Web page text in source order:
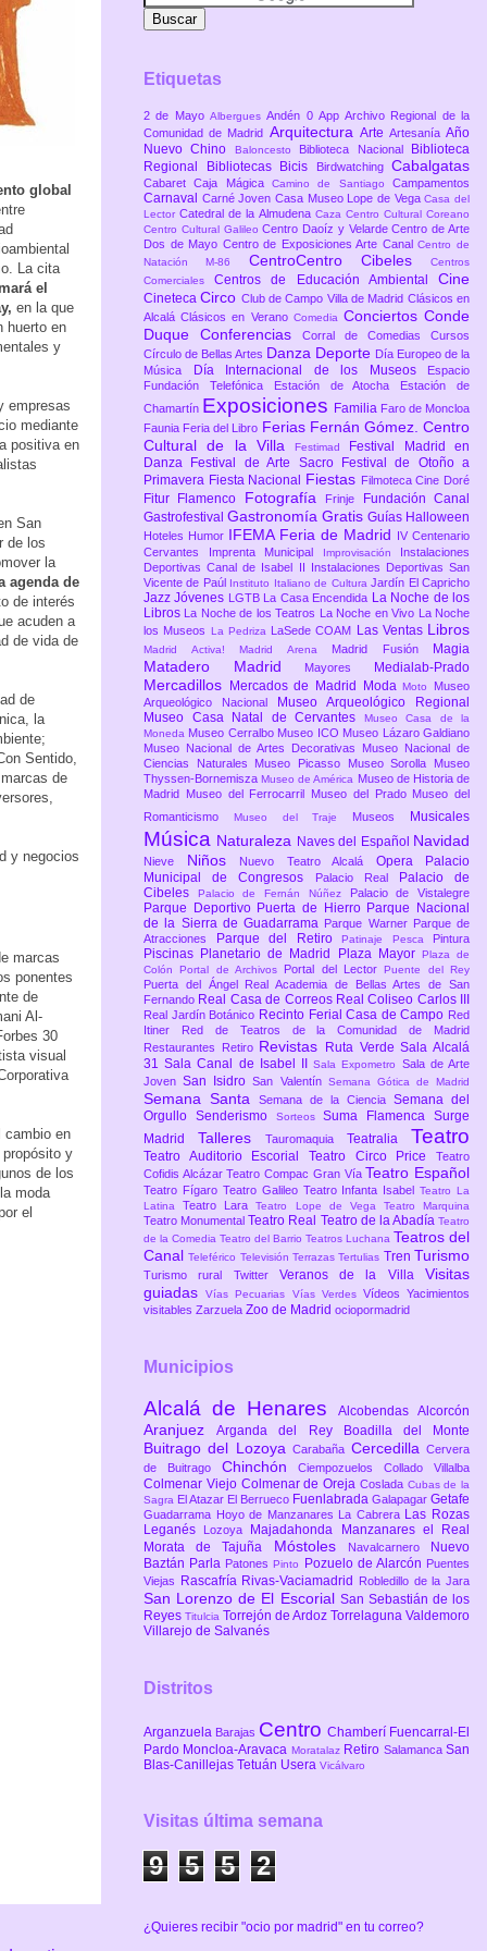
global
La cita
el
en la que
huerto en
y
empresas
mediante
positiva en
San
de los
la
agenda de
de interés
acuden a
de vida de
de
la
Sentido,
de
y negocios
marcas
ponentes
de
Al-
30
visual
cambio en
y
de los
moda
el
Etiquetas
2 de Mayo AlberguesAndén 0 AppArchivo Regional de la
Comunidad de Madrid Arquitectura Arte ArtesaníaAño
Nuevo Chino
Baloncesto Biblioteca Nacional
Biblioteca
Regional
Bibliotecas Bicis Birdwatching Cabalgatas
CabaretCaja MágicaCamino de SantiagoCampamentos
Carnaval Carné JovenCasa Museo Lope de VegaCasa del
LectorCatedral de la Almudena Caza Centro Cultural Coreano
Centro Cultural GalileoCentro Daoíz y VelardeCentro de Arte
Dos de Mayo Centro de Exposiciones Arte CanalCentro de
Natación M-86 CentroCentro Cibeles
Centros
ComercialesCentros de Educación AmbientalCine
CinetecaCirco Club de Campo Villa de Madrid Clásicos en
AlcaláClásicos en Verano Comedia ConciertosConde
Duque Conferencias Corral de Comedias Cursos
Círculo de Bellas Artes Danza Deporte Día Europeo de la
Música
Día Internacional de los Museos
Espacio
Fundación Telefónica
Estación de Atocha
Estación de
Chamartín Exposiciones Familia Faro de Moncloa
Faunia Feria del Libro Ferias Fernán Gómez. Centro
Cultural de la VillaFestimad
Festival Madrid en
Danza
Festival de Arte Sacro
Festival de Otoño a
Primavera Fiesta Nacional Fiestas Filmoteca Cine Doré
Fitur Flamenco Fotografía Frinje
Fundación Canal
Gastrofestival Gastronomía Gratis Guías Halloween
Hoteles Humor IFEMA Feria de Madrid
IV Centenario
Cervantes
Imprenta Municipal Improvisación
Instalaciones
Deportivas Canal de Isabel II
Instalaciones Deportivas San
Vicente de Paúl
Instituto Italiano de CulturaJardín El Capricho
JazzJóvenes LGTB La Casa Encendida La Noche de los
Libros
La Noche de los Teatros La Noche en Vivo
La Noche
los Museos
La Pedriza LaSede COAM Las Ventas Libros
Madrid Activa! Madrid Arena Madrid Fusión Magia
Matadero Madrid Mayores Medialab-Prado
Mercadillos Mercados de Madrid ModaMoto Museo
Arqueológico Nacional
Museo Arqueológico Regional
Museo Casa Natal de Cervantes
Museo Casa de la
Moneda Museo Cerralbo Museo ICO Museo Lázaro Galdiano
Museo Nacional de Artes Decorativas Museo Nacional de
Ciencias Naturales Museo Picasso Museo Sorolla Museo
Thyssen-BornemiszaMuseo de América Museo de Historia de
Madrid
Museo del Ferrocarril Museo del Prado Museo del
Romanticismo
Museo del Traje Museos Musicales
Música Naturaleza Naves del Español Navidad
Nieve Niños Nuevo Teatro Alcalá Opera
Palacio
Municipal de Congresos
Palacio Real
Palacio de
Cibeles
Palacio de Fernán Núñez Palacio de Vistalegre
Parque Deportivo Puerta de Hierro Parque Nacional
de la Sierra de Guadarrama Parque Warner Parque de
Atracciones
Parque del Retiro Patinaje Pesca Pintura
Piscinas Planetario de Madrid Plaza Mayor
Plaza de
Colón Portal de Archivos Portal del LectorPuente del Rey
Puerta del Ángel
Real Academia de Bellas Artes de San
Fernando Real Casa de Correos Real Coliseo Carlos III
Real Jardín Botánico Recinto Ferial Casa de Campo Red
Itiner
Red de Teatros de la Comunidad de Madrid
Restaurantes
Retiro Revistas Ruta VerdeSala Alcalá
31Sala Canal de Isabel IISala Expometro Sala de Arte
JovenSan IsidroSan Valentín Semana Gótica de Madrid
Semana Santa Semana de la Ciencia Semana del
Orgullo Senderismo SorteosSuma FlamencaSurge
Madrid Talleres Tauromaquia Teatralia Teatro
Teatro Auditorio Escorial Teatro Circo Price Teatro
Cofidis AlcázarTeatro Compac Gran Vía Teatro Español
Teatro Fígaro Teatro Galileo Teatro Infanta IsabelTeatro La
Latina Teatro LaraTeatro Lope de Vega Teatro Marquina
Teatro Monumental Teatro Real Teatro de la Abadía Teatro
de la Comedia Teatro del Barrio Teatros Luchana Teatros del
CanalTeleférico TelevisiónTerrazasTertulias Tren Turismo
Turismo rural Twitter Veranos de la VillaVisitas
guiadasVías Pecuarias Vías Verdes VídeosYacimientos
visitables Zarzuela Zoo de Madrid ociopormadrid
Municipios
Alcalá de Henares Alcobendas Alcorcón
AranjuezArganda del Rey Boadilla del Monte
Buitrago del LozoyaCarabaña CercedillaCervera
de Buitrago ChinchónCiempozuelosCollado Villalba
Colmenar Viejo Colmenar de Oreja Coslada Cubas de la
Sagra El Atazar El Berrueco Fuenlabrada Galapagar Getafe
Guadarrama Hoyo de Manzanares La Cabrera Las Rozas
Leganés
Lozoya Majadahonda
Manzanares el Real
Morata de Tajuña Móstoles Navalcarnero
Nuevo
Baztán Parla PatonesPinto Pozuelo de Alarcón Puentes
Viejas
Rascafría Rivas-Vaciamadrid Robledillo de la Jara
San Lorenzo de El Escorial San Sebastián de los
Reyes Titulcia Torrejón de Ardoz Torrelaguna Valdemoro
Villarejo de Salvanés
Distritos
Arganzuela Barajas Centro Chamberí Fuencarral-El
Pardo Moncloa-Aravaca Moratalaz Retiro SalamancaSan
Blas-Canillejas Tetuán Usera Vicálvaro
Visitas última semana
9 5 5 2
¿Quieres recibir "ocio por madrid" en tu correo?